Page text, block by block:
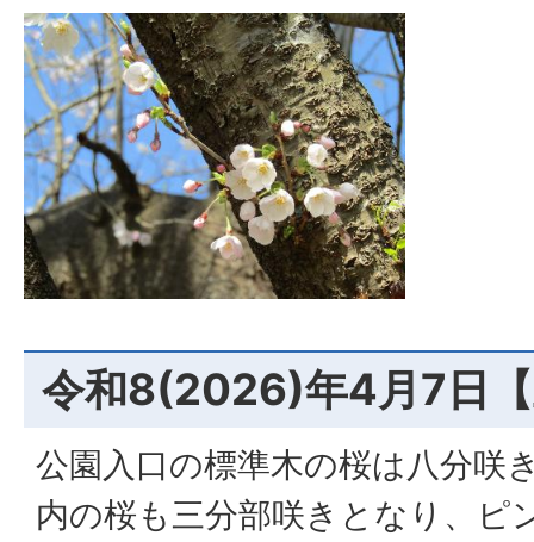
令和8(2026)年4月7日
公園入口の標準木の桜は八分咲
内の桜も三分部咲きとなり、ピ